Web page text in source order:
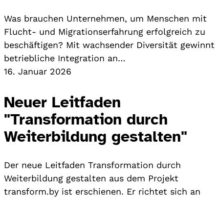
Was brauchen Unternehmen, um Menschen mit
Flucht- und Migrationserfahrung erfolgreich zu
beschäftigen? Mit wachsender Diversität gewinnt
betriebliche Integration an…
16. Januar 2026
Neuer Leitfaden
"Transformation durch
Weiterbildung gestalten"
Der neue Leitfaden Transformation durch
Weiterbildung gestalten aus dem Projekt
transform.by ist erschienen. Er richtet sich an